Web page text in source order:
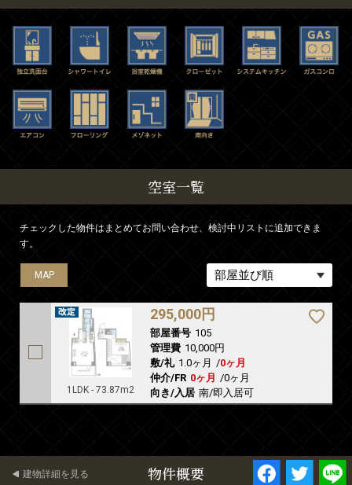
空室一覧
チェックした物件はまとめてお問い合わせ、検討中リストに追加できま
す。
MAP
1LDK - 73.87m2
295,000円
部屋番号 105
管理費 10,000円
敷/礼 1.0ヶ月 /0ヶ月
仲介/FR 0ヶ月 /0ヶ月
向き/入居 南/即入居可
物件概要
建物詳細を見る